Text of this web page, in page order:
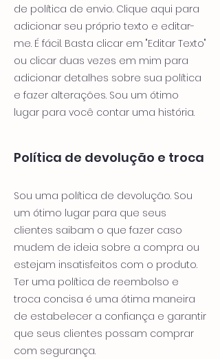
de política de envio. Clique aqui para
adicionar seu próprio texto e editar-
me. É fácil. Basta clicar em "Editar Texto"
ou clicar duas vezes em mim para
adicionar detalhes sobre sua política
e fazer alterações. Sou um ótimo
lugar para você contar uma história.
Política de devolução e troca
Sou uma política de devolução. Sou
um ótimo lugar para que seus
clientes saibam o que fazer caso
mudem de ideia sobre a compra ou
estejam insatisfeitos com o produto.
Ter uma política de reembolso e
troca concisa é uma ótima maneira
de estabelecer a confiança e garantir
que seus clientes possam comprar
com segurança.​